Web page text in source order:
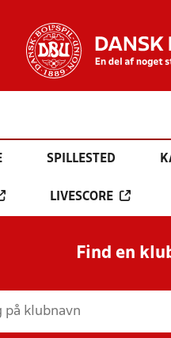
SPILLESTED
LIVESCORE
Find en